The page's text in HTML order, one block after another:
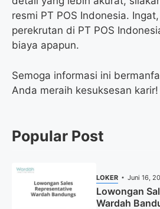
resmi PT POS Indonesia.
perekrutan di PT POS
biaya apapun.
Semoga informasi ini
Anda meraih kesuksesan
Popular Post
LOKER Juni 16,
Lowongan
Wardah